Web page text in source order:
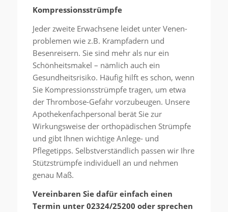
Kompressionsstrümpfe
Jeder zweite Erwachsene leidet unter Venen-
problemen wie z.B. Krampfadern und
Besenreisern. Sie sind mehr als nur ein
Schönheitsmakel – nämlich auch ein
Gesundheitsrisiko. Häufig hilft es schon, wenn
Sie Kompressionsstrümpfe tragen, um etwa
der Thrombose-Gefahr vorzubeugen. Unsere
Apothekenfachpersonal berät Sie zur
Wirkungsweise der orthopädischen Strümpfe
und gibt Ihnen wichtige Anlege- und
Pflegetipps. Selbstverständlich passen wir Ihre
Stützstrümpfe individuell an und nehmen
genau Maß.
Vereinbaren Sie dafür einfach einen
Termin unter 02324/25200 oder sprechen